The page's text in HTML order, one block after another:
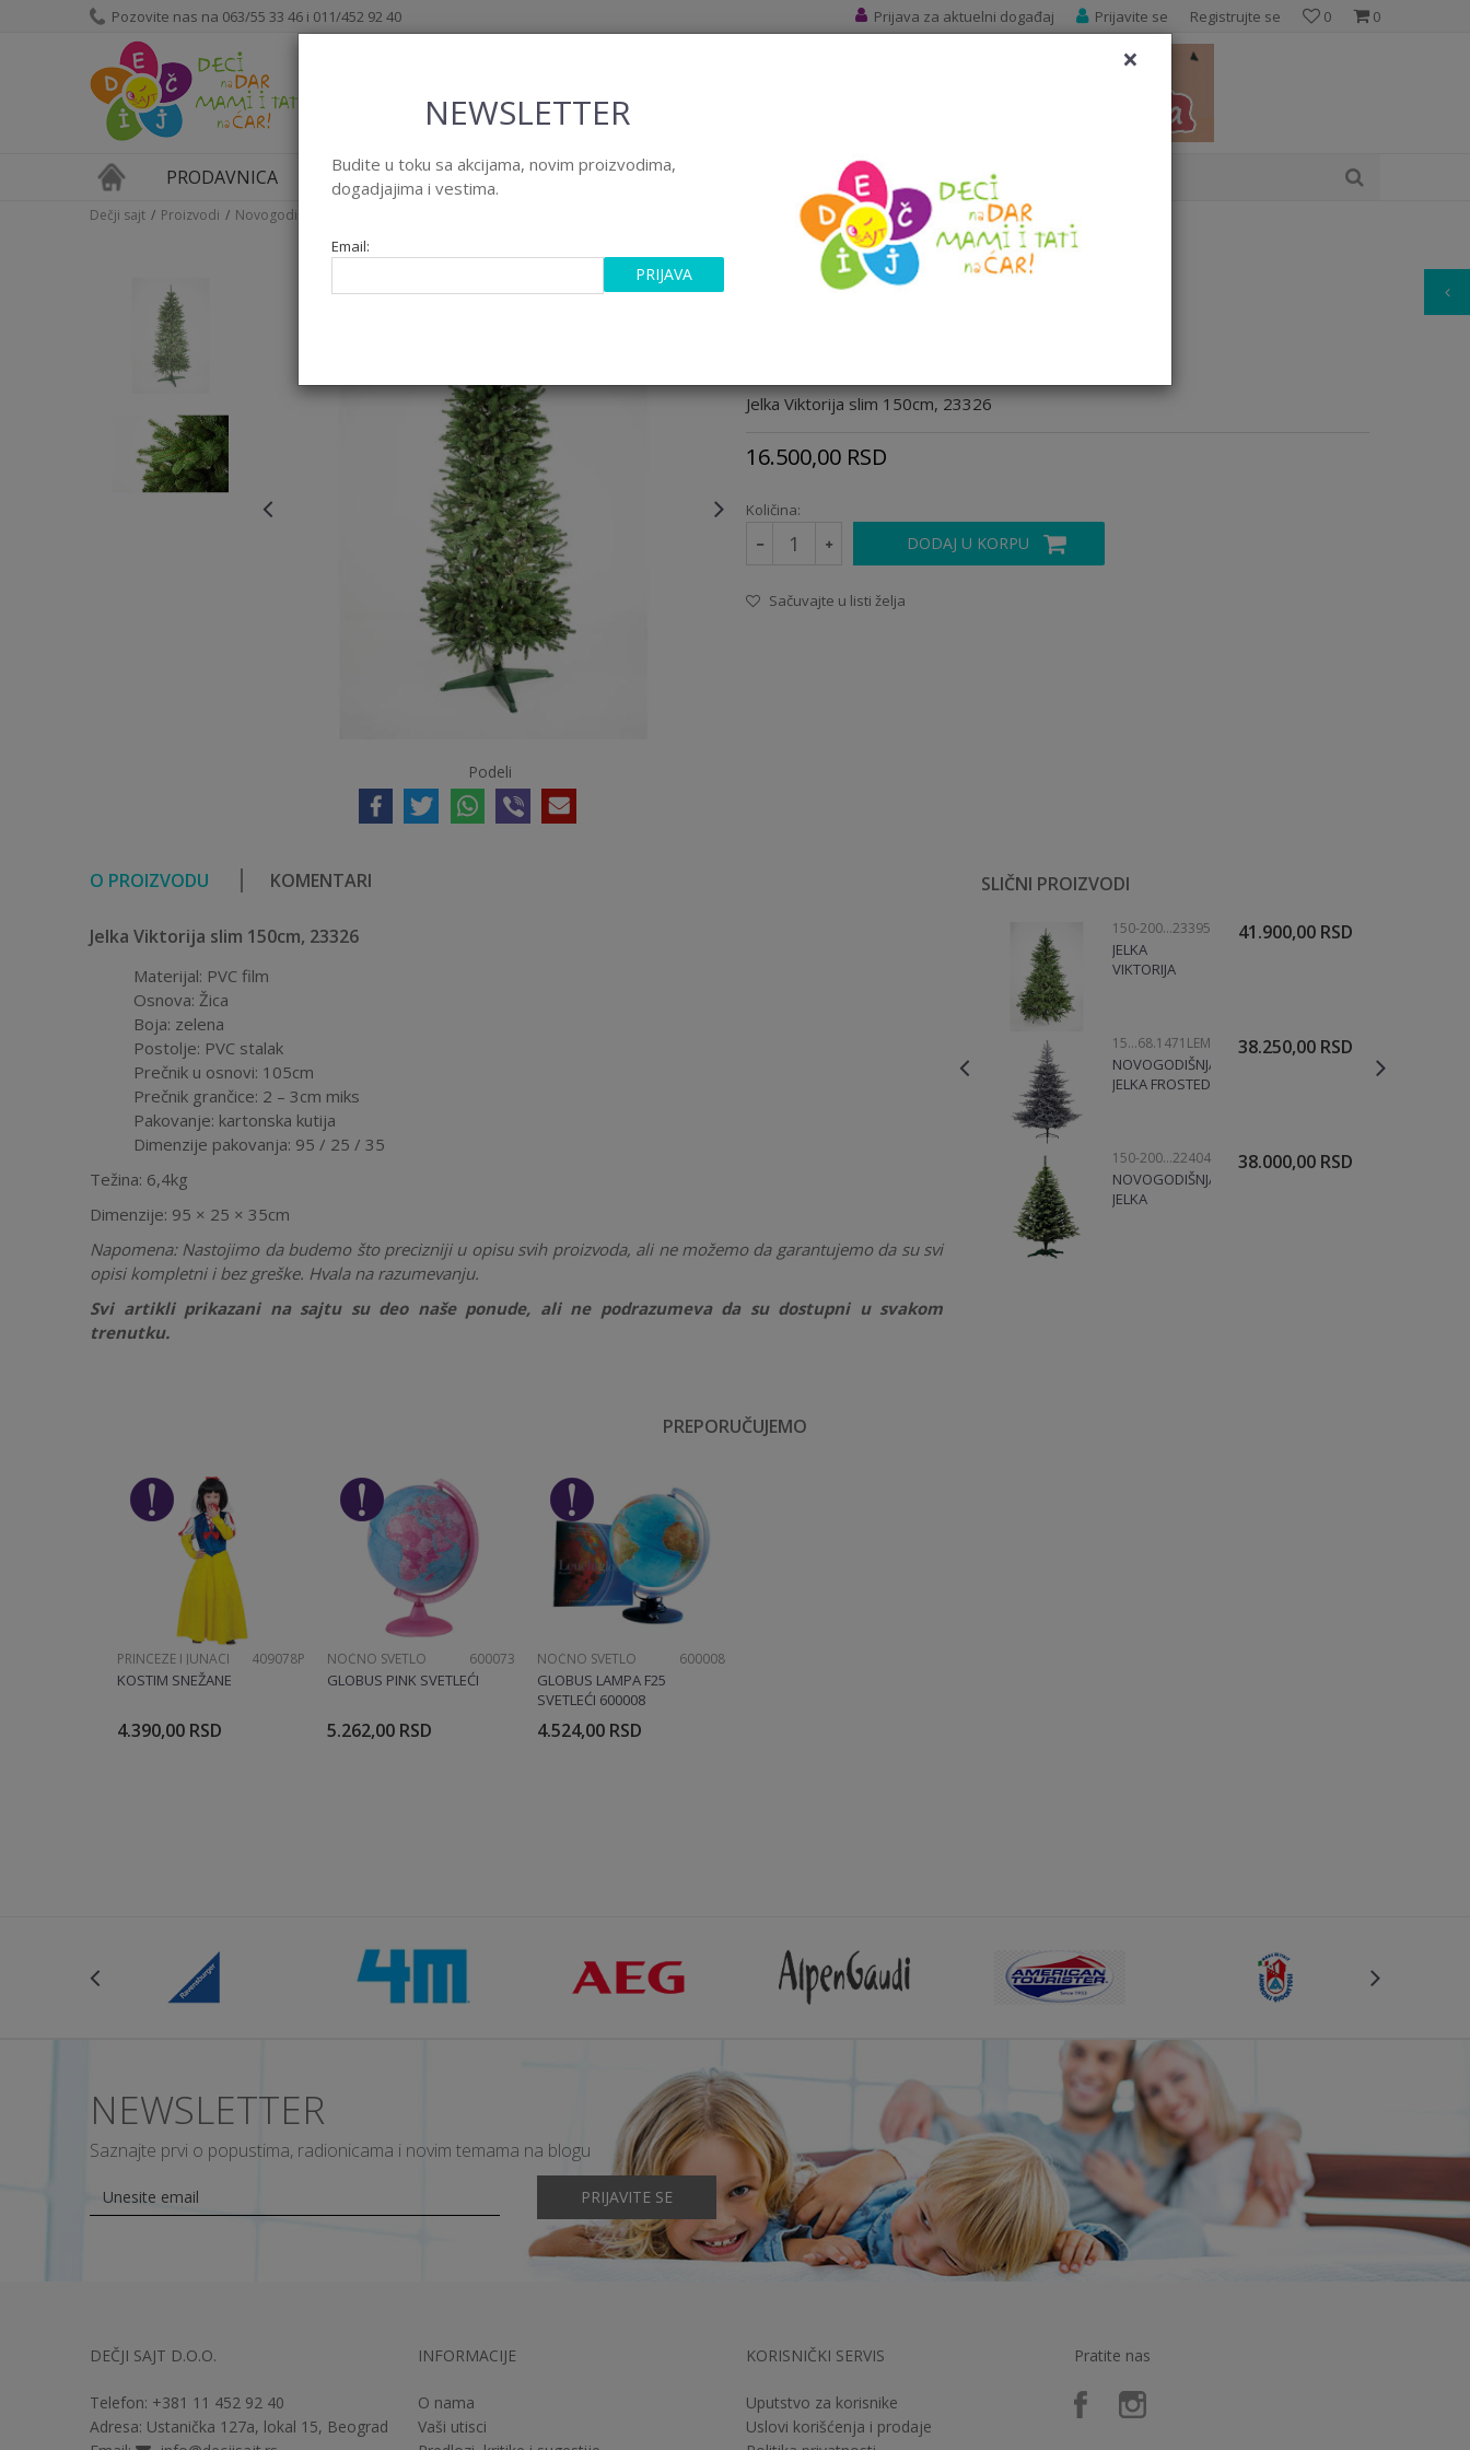
Pozovite nas na 063/55 33 46 i 011/452 92 40 0
0
Prijavite se Registrujte se
Prijava za aktuelni događaj
PRODAVNICA MAGAZIN EVENTI BRENDOVI KUTAK ZA RODITELJE
Dečji sajt Proizvodi Novogodišnji program Jelka Viktorija slim 150cm, 23326
Podeli
Jelka Viktorija slim 150cm, 23326
Jelka Viktorija slim 150cm, 23326
16.500,00 RSD
Količina:
DODAJ U KORPU
Sačuvajte u listi želja
O PROIZVODU KOMENTARI
Jelka Viktorija slim 150cm, 23326
Materijal: PVC film
Osnova: Žica
Boja: zelena
Postolje: PVC stalak
Prečnik u osnovi: 105cm
Prečnik grančice: 2 – 3cm miks
Pakovanje: kartonska kutija
Dimenzije pakovanja: 95 / 25 / 35
Težina: 6,4kg
Dimenzije: 95 × 25 × 35cm
Napomena: Nastojimo da budemo što precizniji u opisu svih proizvoda, ali ne možemo da garantujemo da su svi
opisi kompletni i bez greške. Hvala na razumevanju.
Svi artikli prikazani na sajtu su deo naše ponude, ali ne podrazumeva da su dostupni u svakom
trenutku.
Poruka
POŠALJI
SLIČNI PROIZVODI
150-200CM23395
JELKA
VIKTORIJA
41.900,00 RSD
150-200CM68.1471LEM
NOVOGODIŠNJA
JELKA FROSTED
38.250,00 RSD
150-200CM22404
NOVOGODIŠNJA
JELKA
38.000,00 RSD
PREPORUČUJEMO
PRINCEZE I JUNACI 409078P
KOSTIM SNEŽANE
4.390,00 RSD
NOĆNO SVETLO 600073
GLOBUS PINK SVETLEĆI
5.262,00 RSD
NOĆNO SVETLO 600008
GLOBUS LAMPA F25
SVETLEĆI 600008
4.524,00 RSD
NEWSLETTER
Saznajte prvi o popustima, radionicama i novim temama na blogu
PRIJAVITE SE
DEČJI SAJT D.O.O.
Telefon: +381 11 452 92 40
Adresa: Ustanička 127a, lokal 15, Beograd
INFORMACIJE
O nama
Vaši utisci
KORISNIČKI SERVIS
Uputstvo za korisnike
Uslovi korišćenja i prodaje
Pratite nas
×
NEWSLETTER
Budite u toku sa akcijama, novim proizvodima,
dogadjajima i vestima.
Email:
PRIJAVA